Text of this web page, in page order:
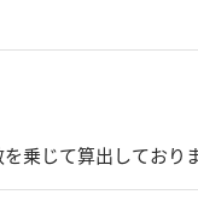
乗じて算出しておりま